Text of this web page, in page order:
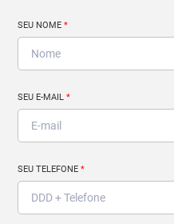
SEU NOME*
SEU E-MAIL*
SEU TELEFONE*